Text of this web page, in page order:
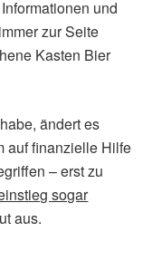
und
zur Seite
Kasten Bier
ändert es
auf finanzielle Hilfe
– erst zu
sogar
aus.